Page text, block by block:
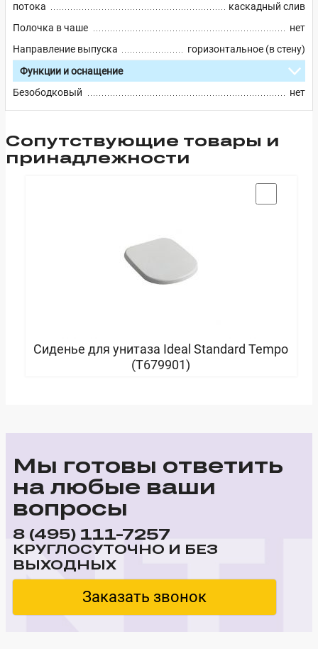
потока
каскадный слив
Полочка в чаше
нет
Направление выпуска
горизонтальное (в стену)
Функции и оснащение
Безободковый
нет
Cопутствующие товары и
принадлежности
Сиденье для унитаза Ideal Standard Tempo
(T679901)
Мы готовы ответить
на любые ваши
вопросы
8 (495) 111-7257
КРУГЛОСУТОЧНО И БЕЗ
ВЫХОДНЫХ
Заказать звонок